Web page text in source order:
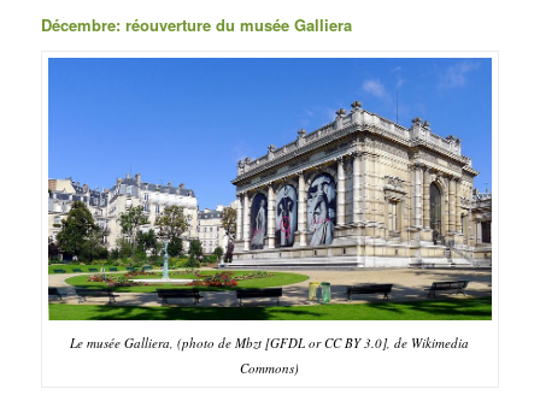
Décembre: réouverture du musée Galliera
Le musée Galliera, (photo de Mbzt [GFDL or CC BY 3.0], de Wikimedia
Commons)